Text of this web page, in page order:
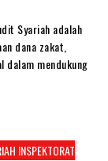
Syariah adalah
dana zakat,
dalam mendukung
INSPEKTORAT